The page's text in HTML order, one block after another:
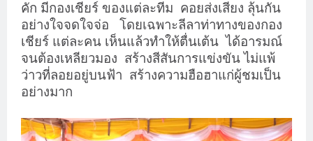
คัก มีกองเชียร์ ของแต่ละทีม คอยส่งเสียง ลุ้นกัน
อย่างใจจดใจจ่อ
โดยเฉพาะลีลาท่าทางของกอง
เชียร์ แต่ละคน เห็นแล้วทำให้ตื่นเต้น ได้อารมณ์
จนต้องเหลียวมอง สร้างสีสันการแข่งขัน ไม่แพ้
ว่าวที่ลอยอยู่บนฟ้า สร้างความฮือฮาแก่ผู้ชมเป็น
อย่างมาก